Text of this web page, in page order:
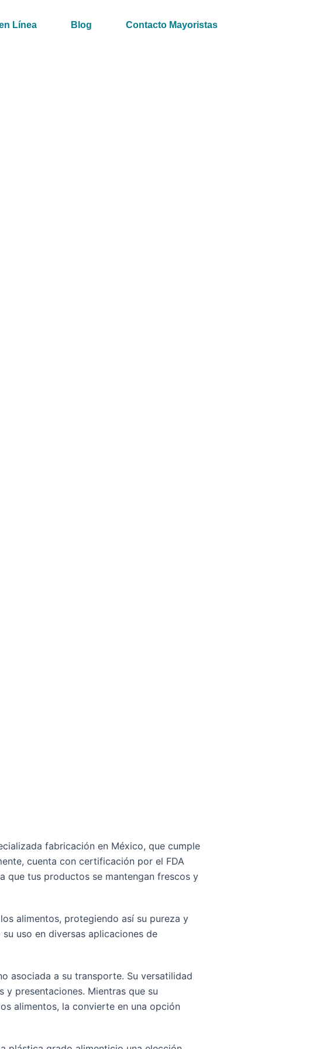
Línea Blog Contacto Mayoristas
fabricación en México, que cumple
cuenta con certificación por el FDA
que tus productos se mantengan frescos y
alimentos, protegiendo así su pureza y
uso en diversas aplicaciones de
asociada a su transporte. Su versatilidad
presentaciones. Mientras que su
alimentos, la convierte en una opción